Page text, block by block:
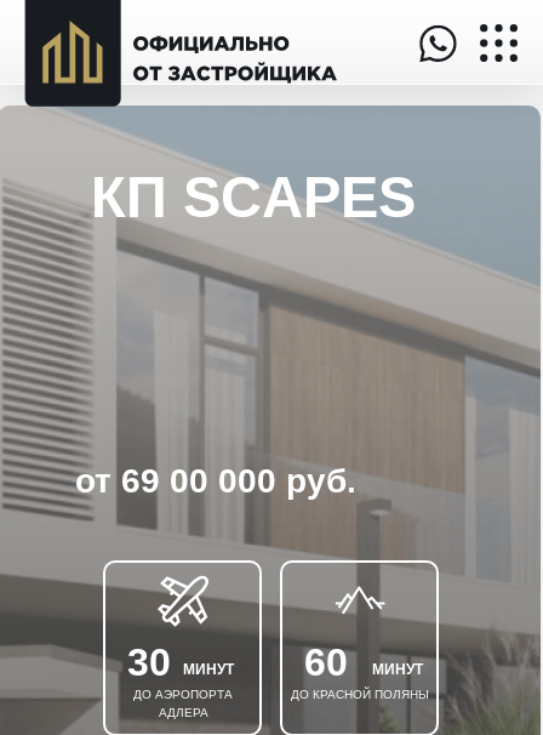
30 МИНУТ
ДО АЭРОПОРТА
АДЛЕРА
60 МИНУТ
ДО КРАСНОЙ ПОЛЯНЫ
от 69 00 000 руб.
КП SCAPES